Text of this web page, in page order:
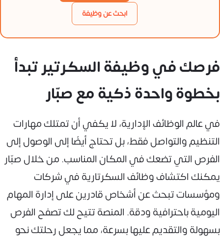
ابحث عن وظيفة
فرصك في وظيفة السكرتير تبدأ
بخطوة واحدة ذكية مع صبّار
في عالم الوظائف الإدارية، لا يكفي أن تمتلك مهارات
التنظيم والتواصل فقط، بل تحتاج أيضًا إلى الوصول إلى
الفرص التي تضعك في المكان المناسب. من خلال صبّار
يمكنك اكتشاف وظائف السكرتارية في شركات
ومؤسسات تبحث عن أشخاص قادرين على إدارة المهام
اليومية باحترافية ودقة. المنصة تتيح لك تصفح الفرص
بسهولة والتقديم عليها بسرعة، مما يجعل رحلتك نحو